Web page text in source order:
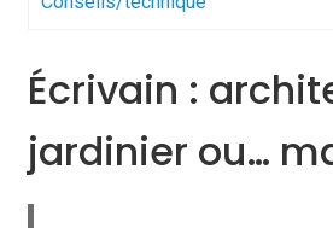
Écrivain :
jardinier ou…